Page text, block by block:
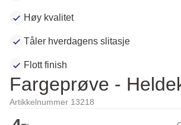
Høy kvalitet
Tåler hverdagens slitasje
Flott finish
Fargeprøve -
Artikkelnummer 13218